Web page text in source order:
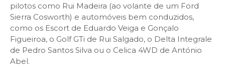
pilotos como Rui Madeira (ao volante de um Ford
Sierra Cosworth) e automóveis bem conduzidos,
como os Escort de Eduardo Veiga e Gonçalo
Figueiroa, o Golf GTi de Rui Salgado, o Delta Integrale
de Pedro Santos Silva ou o Celica 4WD de António
Abel.